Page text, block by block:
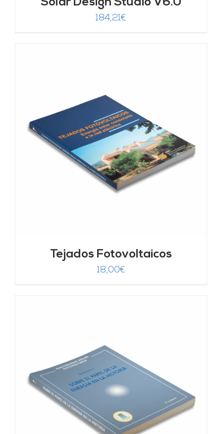
184,21€
Tejados Fotovoltaicos
18,00€